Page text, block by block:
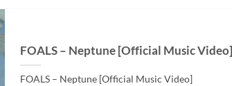
FOALS – Neptune [Official Music Video]
FOALS – Neptune [Official Music Video]